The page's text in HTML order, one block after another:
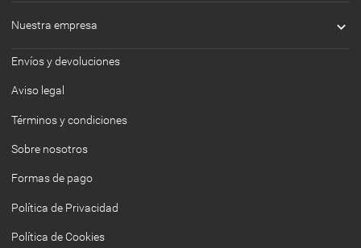
Nuestra empresa 
Envíos y devoluciones
Aviso legal
Términos y condiciones
Sobre nosotros
Formas de pago
Política de Privacidad
Política de Cookies